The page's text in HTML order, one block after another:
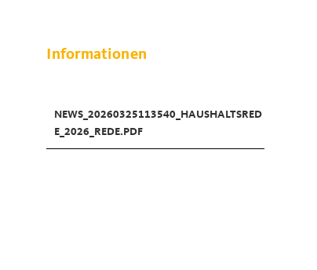
Informationen
NEWS_20260325113540_HAUSHALTSRED
E_2026_REDE.PDF